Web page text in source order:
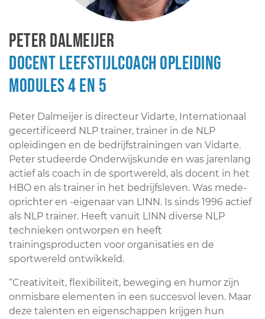
Peter Dalmeijer
Docent Leefstijlcoach opleiding
modules 4 en 5
Peter Dalmeijer is directeur Vidarte, Internationaal
gecertificeerd NLP trainer, trainer in de NLP
opleidingen en de bedrijfstrainingen van Vidarte.
Peter studeerde Onderwijskunde en was jarenlang
actief als coach in de sportwereld, als docent in het
HBO en als trainer in het bedrijfsleven. Was mede-
oprichter en -eigenaar van LINN. Is sinds 1996 actief
als NLP trainer. Heeft vanuit LINN diverse NLP
technieken ontworpen en heeft
trainingsproducten voor organisaties en de
sportwereld ontwikkeld.
“Creativiteit, flexibiliteit, beweging en humor zijn
onmisbare elementen in een succesvol leven. Maar
deze talenten en eigenschappen krijgen hun